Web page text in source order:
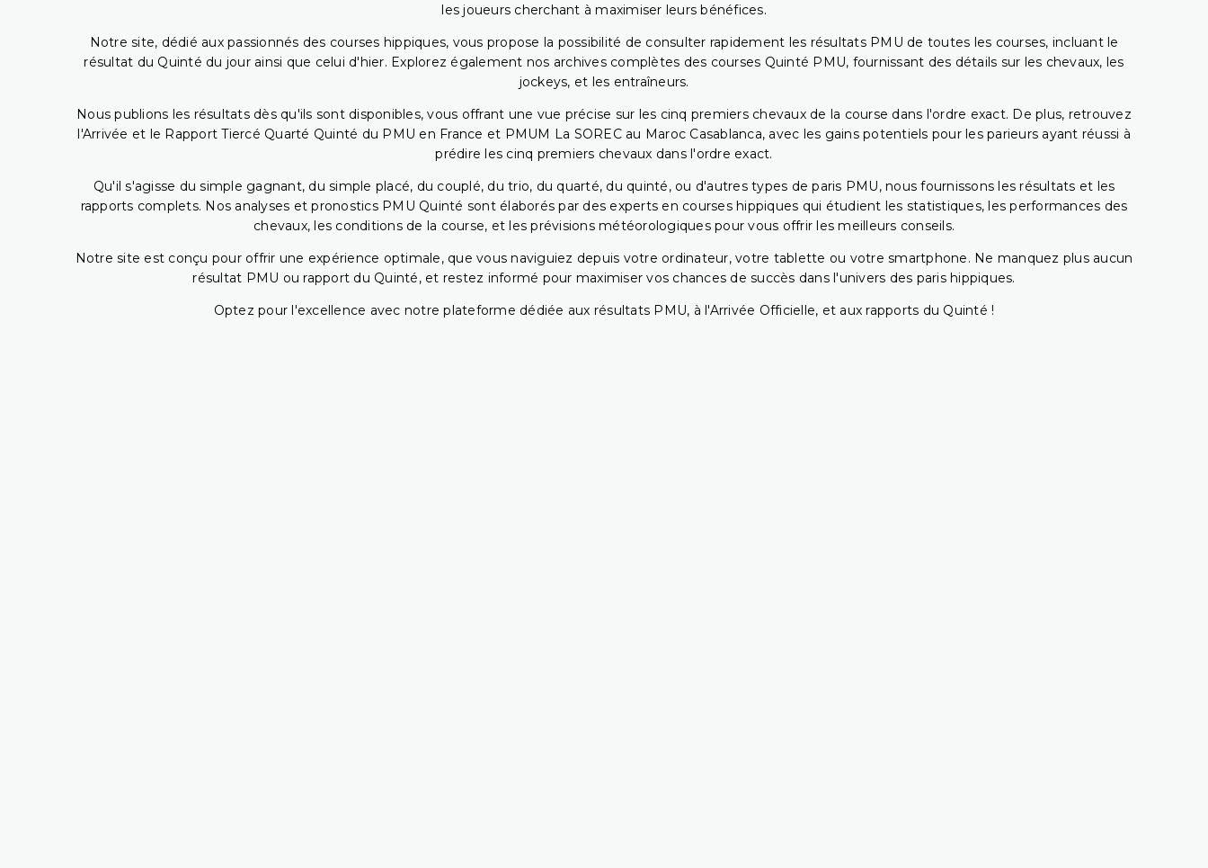
les joueurs cherchant à maximiser leurs bénéfices.
Notre site, dédié aux passionnés des courses hippiques, vous propose la possibilité de consulter rapidement les résultats PMU de toutes les courses, incluant le
résultat du Quinté du jour ainsi que celui d'hier. Explorez également nos archives complètes des courses Quinté PMU, fournissant des détails sur les chevaux, les
jockeys, et les entraîneurs.
Nous publions les résultats dès qu'ils sont disponibles, vous offrant une vue précise sur les cinq premiers chevaux de la course dans l'ordre exact. De plus, retrouvez
l'Arrivée et le Rapport Tiercé Quarté Quinté du PMU en France et PMUM La SOREC au Maroc Casablanca, avec les gains potentiels pour les parieurs ayant réussi à
prédire les cinq premiers chevaux dans l'ordre exact.
Qu'il s'agisse du simple gagnant, du simple placé, du couplé, du trio, du quarté, du quinté, ou d'autres types de paris PMU, nous fournissons les résultats et les
rapports complets. Nos analyses et pronostics PMU Quinté sont élaborés par des experts en courses hippiques qui étudient les statistiques, les performances des
chevaux, les conditions de la course, et les prévisions météorologiques pour vous offrir les meilleurs conseils.
Notre site est conçu pour offrir une expérience optimale, que vous naviguiez depuis votre ordinateur, votre tablette ou votre smartphone. Ne manquez plus aucun
résultat PMU ou rapport du Quinté, et restez informé pour maximiser vos chances de succès dans l'univers des paris hippiques.
Optez pour l'excellence avec notre plateforme dédiée aux résultats PMU, à l'Arrivée Officielle, et aux rapports du Quinté !